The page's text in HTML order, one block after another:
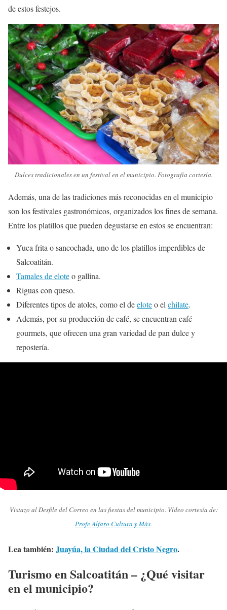
de estos festejos.
Dulces tradicionales en un festival en el municipio. Fotografía cortesía.
Además, una de las tradiciones más reconocidas en el municipio
son los festivales gastronómicos, organizados los fines de semana.
Entre los platillos que pueden degustarse en estos se encuentran:
Yuca frita o sancochada, uno de los platillos imperdibles de
Salcoatitán.
Tamales de eloteo gallina.
Riguas con queso.
Diferentes tipos de atoles, como el deeloteo elchilate.
Además, por su producción de café, se encuentran café
gourmets, que ofrecen una gran variedad de pan dulce y
repostería.
Vistazo al Desfile del Correo en las fiestas del municipio. Vídeo cortesía de:
Profe Alfaro Cultura y Más.
Lea también: Juayúa, la Ciudad del Cristo Negro.
Turismo en Salcoatitán – ¿Qué visitar
en el municipio?